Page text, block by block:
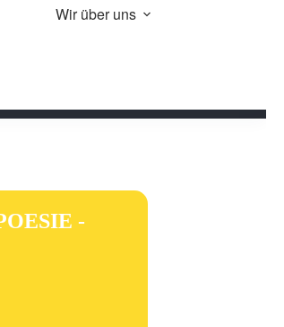
Wir über uns
-